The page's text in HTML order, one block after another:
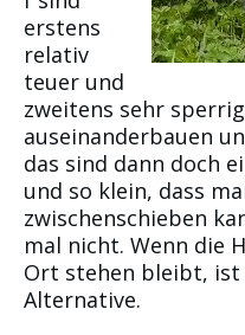
erstens
relativ
teuer und
zweitens sehr
auseinanderbauen
das sind dann doch
und so klein, dass
zwischenschieben
mal nicht. Wenn die
Ort stehen bleibt, ist
Alternative.